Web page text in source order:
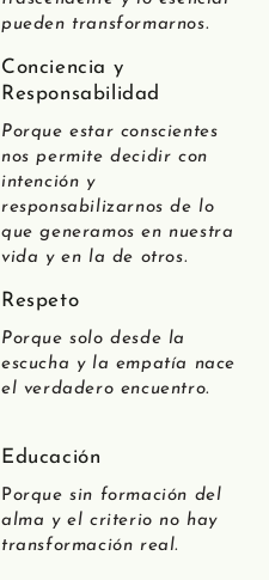
pueden transformarnos.
Conciencia y
Responsabilidad
Porque estar conscientes
nos permite decidir con
intención y
responsabilizarnos de lo
que generamos en nuestra
vida y en la de otros.
Respeto
Porque solo desde la
escucha y la empatía nace
el verdadero encuentro.
Educación
Porque sin formación del
alma y el criterio no hay
transformación real.